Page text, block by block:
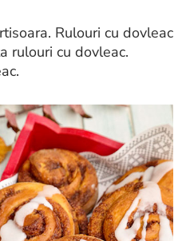
Rulouri cu dovleac
rulouri cu dovleac.